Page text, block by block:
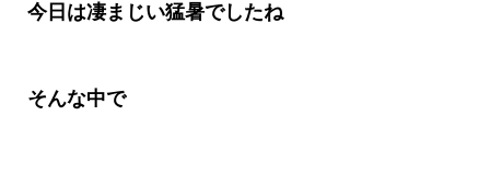
今日は凄まじい猛暑でしたね
そんな中で